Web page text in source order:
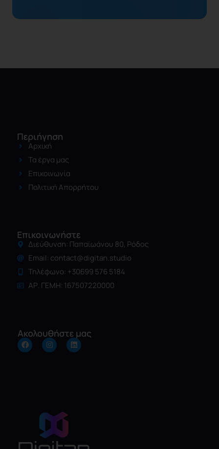
Περιήγηση
Αρχική
Τα έργα μας
Επικοινωνία
Πολιτική Απορρήτου
Επικοινωνήστε
Διεύθυνση: Παπαϊωάνου 80, Ρόδος
Email: contact@digitan.studio
Τηλέφωνο: +30699 576 5184
ΑΡ. ΓΕΜΗ: 167507220000
Ακολουθήστε μας